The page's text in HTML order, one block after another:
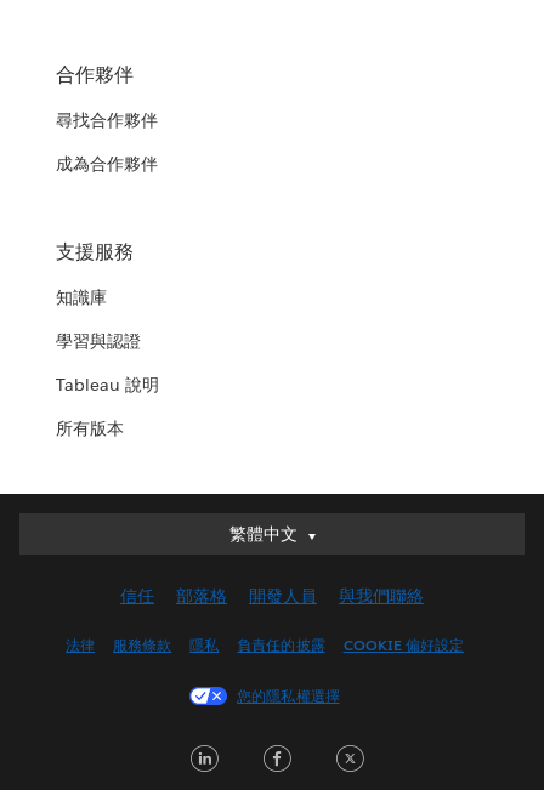
合作夥伴
尋找合作夥伴
成為合作夥伴
支援服務
知識庫
學習與認證
Tableau 說明
所有版本
繁體中文
繁體中文
English (UK)
Français (Canada)
Italiano
信任 部落格 開發人員 與我們聯絡
法律 服務條款 隱私 負責任的披露 COOKIE 偏好設定
您的隱私權選擇
LinkedInFacebook